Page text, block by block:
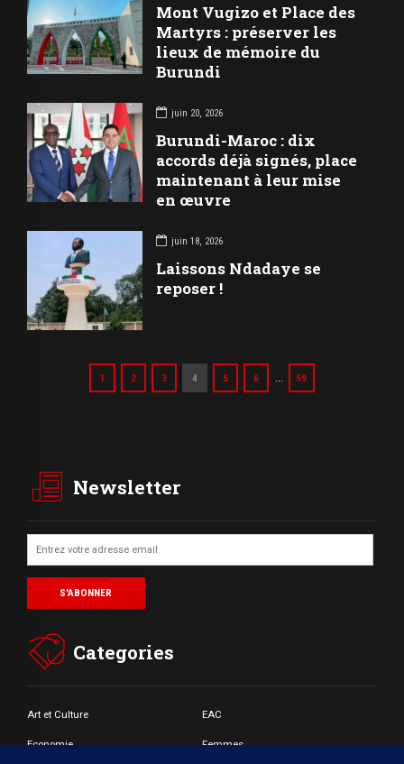
Mont Vugizo et Place des
Martyrs : préserver les
lieux de mémoire du
Burundi
juin 20, 2026
Burundi-Maroc : dix
accords déjà signés, place
maintenant à leur mise
en œuvre
juin 18, 2026
Laissons Ndadaye se
reposer !
1 2 3 4 5 6 59
Newsletter
Categories
Art et Culture EAC
Economie Femmes